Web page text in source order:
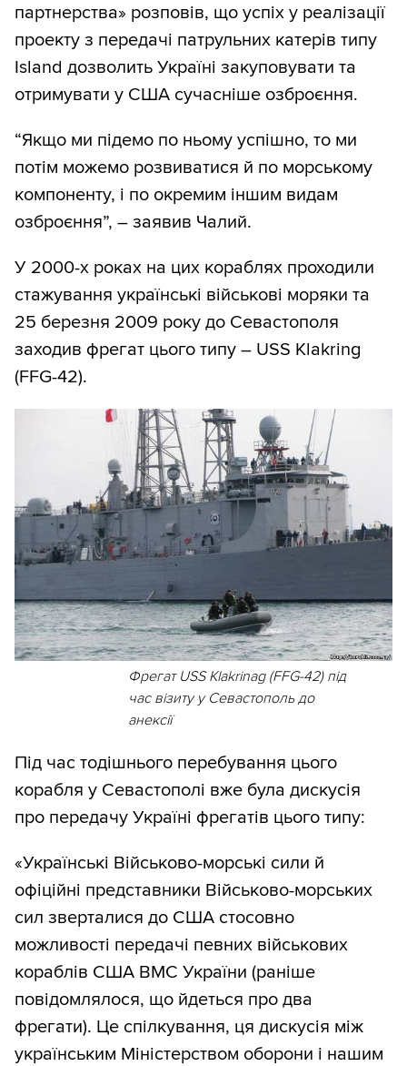
партнерства» розповів, що успіх у реалізації
проекту з передачі патрульних катерів типу
Island дозволить Україні закуповувати та
отримувати у США сучасніше озброєння.
“Якщо ми підемо по ньому успішно, то ми
потім можемо розвиватися й по морському
компоненту, і по окремим іншим видам
озброєння”, – заявив Чалий.
У 2000-х роках на цих кораблях проходили
стажування українські військові моряки та
25 березня 2009 року до Севастополя
заходив фрегат цього типу – USS Klakring
(FFG-42).
Фрегат USS Klakrinаg (FFG-42) під
час візиту у Севастополь до
анексії
Під час тодішнього перебування цього
корабля у Севастополі вже була дискусія
про передачу Україні фрегатів цього типу:
«Українські Військово-морські сили й
офіційні представники Військово-морських
сил зверталися до США стосовно
можливості передачі певних військових
кораблів США ВМС України (раніше
повідомлялося, що йдеться про два
фрегати). Це спілкування, ця дискусія між
українським Міністерством оборони і нашим